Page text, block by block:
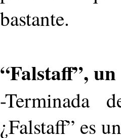
bastante.
“Falstaff”,
-Terminada
¿Falstaff” es